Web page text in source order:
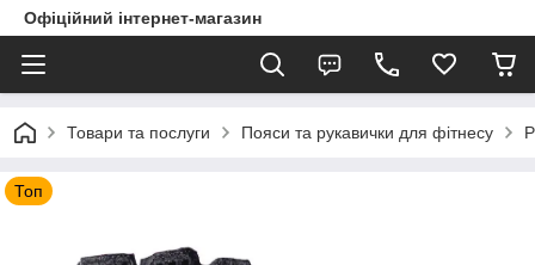
Офіційний інтернет-магазин
Товари та послуги Пояси та рукавички для фітнесу
Топ